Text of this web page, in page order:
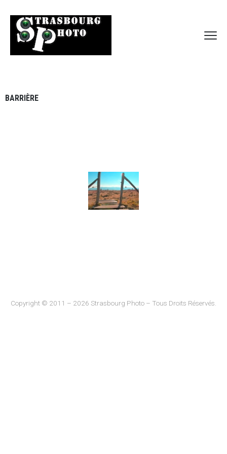
BARRIÈRE
Copyright © 2011 – 2026 Strasbourg Photo – Tous Droits Réservés.